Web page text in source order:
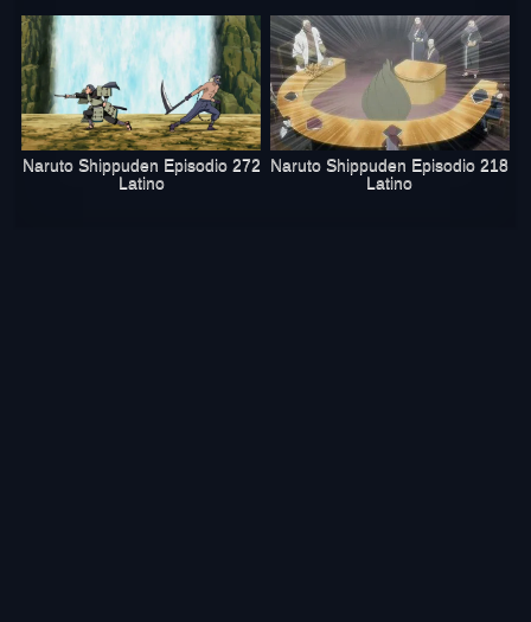
Naruto Shippuden Episodio 272
Latino
Naruto Shippuden Episodio 218
Latino